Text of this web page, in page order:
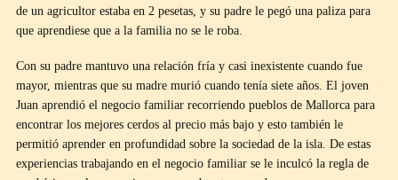
de un agricultor estaba en 2 pesetas, y su padre le pegó una paliza para
que aprendiese que a la familia no se le roba.
Con su padre mantuvo una relación fría y casi inexistente cuando fue
mayor, mientras que su madre murió cuando tenía siete años. El joven
Juan aprendió el negocio familiar recorriendo pueblos de Mallorca para
encontrar los mejores cerdos al precio más bajo y esto también le
permitió aprender en profundidad sobre la sociedad de la isla. De estas
experiencias trabajando en el negocio familiar se le inculcó la regla de